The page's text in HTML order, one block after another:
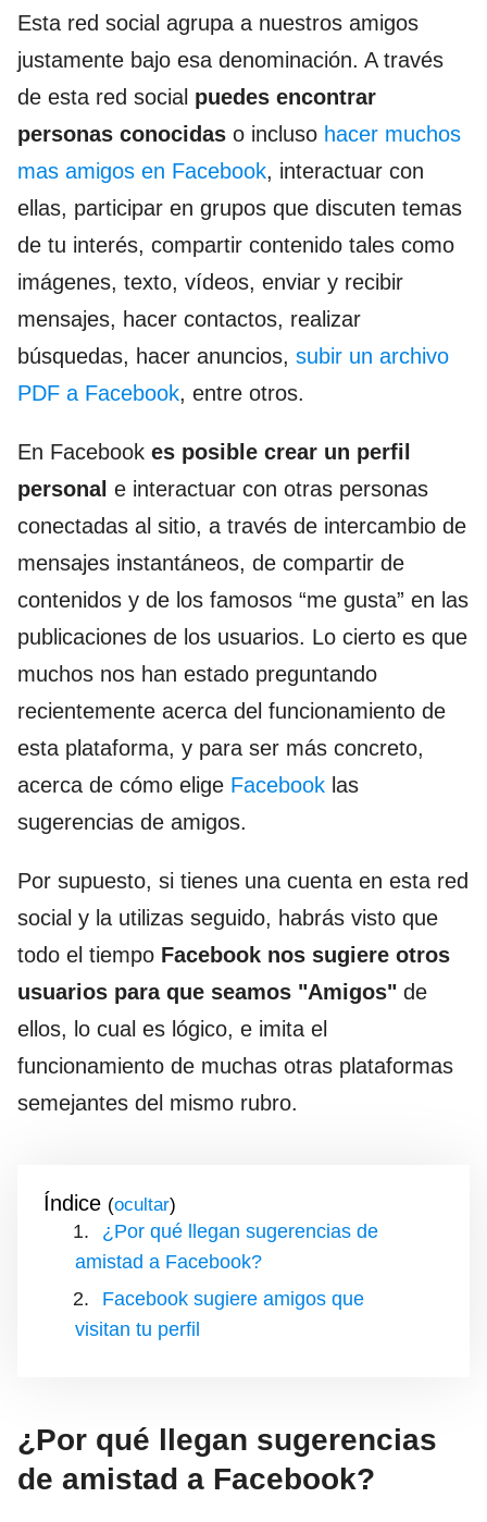
Esta red social agrupa a nuestros amigos
justamente bajo esa denominación. A través
de esta red social puedes encontrar
personas conocidas o incluso hacer muchos
mas amigos en Facebook, interactuar con
ellas, participar en grupos que discuten temas
de tu interés, compartir contenido tales como
imágenes, texto, vídeos, enviar y recibir
mensajes, hacer contactos, realizar
búsquedas, hacer anuncios, subir un archivo
PDF a Facebook, entre otros.
En Facebook es posible crear un perfil
personal e interactuar con otras personas
conectadas al sitio, a través de intercambio de
mensajes instantáneos, de compartir de
contenidos y de los famosos “me gusta” en las
publicaciones de los usuarios. Lo cierto es que
muchos nos han estado preguntando
recientemente acerca del funcionamiento de
esta plataforma, y para ser más concreto,
acerca de cómo elige Facebook las
sugerencias de amigos.
Por supuesto, si tienes una cuenta en esta red
social y la utilizas seguido, habrás visto que
todo el tiempo Facebook nos sugiere otros
usuarios para que seamos "Amigos" de
ellos, lo cual es lógico, e imita el
funcionamiento de muchas otras plataformas
semejantes del mismo rubro.
Índice ( )
¿Por qué llegan sugerencias de
amistad a Facebook?
Facebook sugiere amigos que
visitan tu perfil
¿Por qué llegan sugerencias
de amistad a Facebook?